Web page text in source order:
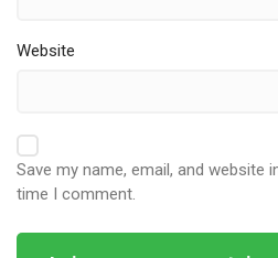
Website
Save my name, email, and website
time I comment.